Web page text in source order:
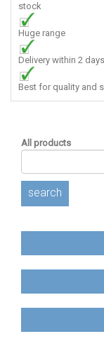
stock
Huge range
Delivery within 2 days
Best for quality and
All products
search